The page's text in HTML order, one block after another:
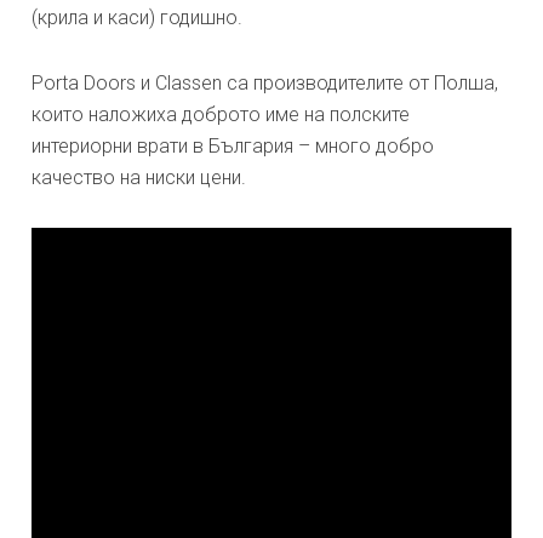
(крила и каси) годишно.
Porta Doors и Classen са производителите от Полша,
които наложиха доброто име на полските
интериорни врати в България – много добро
качество на ниски цени.